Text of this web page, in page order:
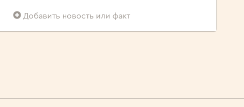
Добавить новость или факт